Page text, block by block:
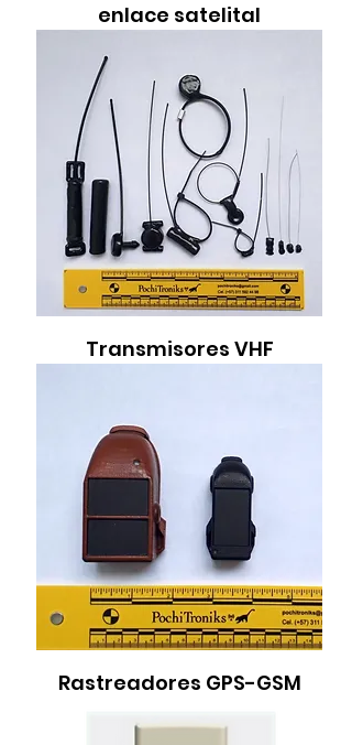
enlace satelital
Transmisores VHF
Rastreadores GPS-GSM